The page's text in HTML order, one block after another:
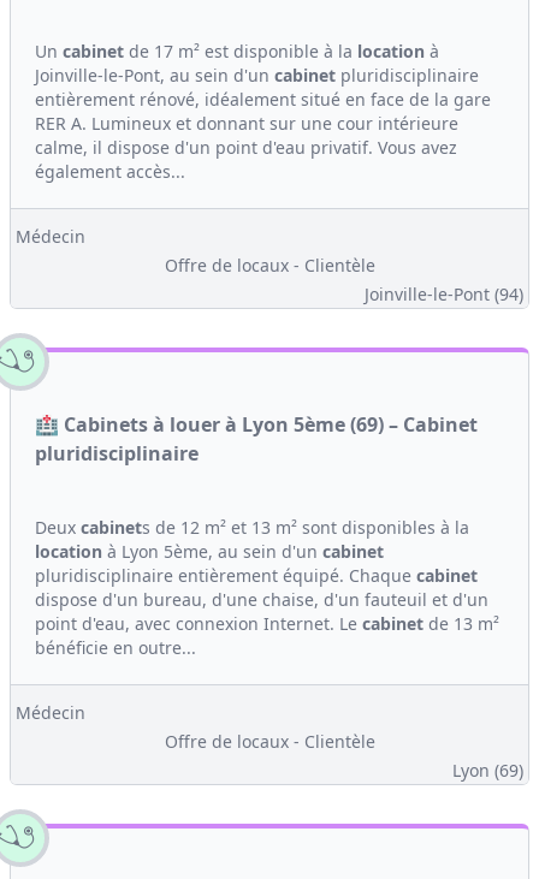
Un cabinet de 17 m² est disponible à la location à
Joinville-le-Pont, au sein d'un cabinet pluridisciplinaire
entièrement rénové, idéalement situé en face de la gare
RER A. Lumineux et donnant sur une cour intérieure
calme, il dispose d'un point d'eau privatif. Vous avez
également accès...
Médecin
Offre de locaux - Clientèle
Joinville-le-Pont (94)
🏥 Cabinets à louer à Lyon 5ème (69) – Cabinet
pluridisciplinaire
Deux cabinets de 12 m² et 13 m² sont disponibles à la
location à Lyon 5ème, au sein d'un cabinet
pluridisciplinaire entièrement équipé. Chaque cabinet
dispose d'un bureau, d'une chaise, d'un fauteuil et d'un
point d'eau, avec connexion Internet. Le cabinet de 13 m²
bénéficie en outre...
Médecin
Offre de locaux - Clientèle
Lyon (69)